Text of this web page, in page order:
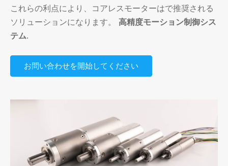
これらの利点により、コアレスモーターはで推奨される
ソリューションになります。 高精度モーション制御シス
テム.
お問い合わせを開始してください